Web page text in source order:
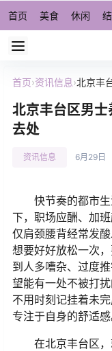
首页 美食 休闲
首页›资讯信息›北京丰
北京丰台区男
去处
资讯信息 6月29日
快节奏的都市
下，职场应酬、加
仅肩颈腰背经常发
想要好好放松一次
到人多嘈杂、过度
望能有一处不被打
不用时刻记挂着未
专注于自身的舒适感
在北京丰台区